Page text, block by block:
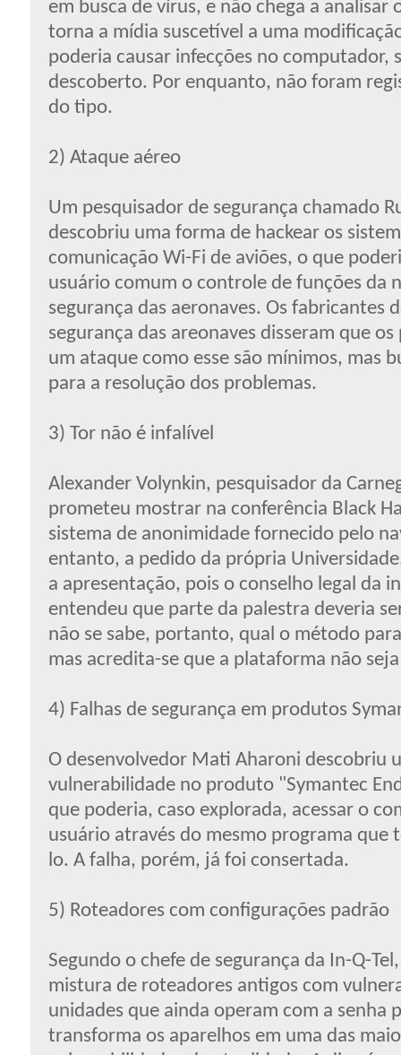
em busca de vírus, e não chega a analisar
torna a mídia suscetível a uma
poderia causar infecções no computador,
descoberto. Por enquanto, não foram
do tipo.
2) Ataque aéreo
Um pesquisador de segurança chamado
descobriu uma forma de hackear os
comunicação Wi-Fi de aviões, o que
usuário comum o controle de funções da
segurança das aeronaves. Os fabricantes
segurança das areonaves disseram que os
um ataque como esse são mínimos, mas
para a resolução dos problemas.
3) Tor não é infalível
Alexander Volynkin, pesquisador da
prometeu mostrar na conferência Black
sistema de anonimidade fornecido pelo
entanto, a pedido da própria
a apresentação, pois o conselho legal da
entendeu que parte da palestra deveria
não se sabe, portanto, qual o método
mas acredita-se que a plataforma não
4) Falhas de segurança em produtos
O desenvolvedor Mati Aharoni descobriu
vulnerabilidade no produto "Symantec
que poderia, caso explorada, acessar o
usuário através do mesmo programa que
lo. A falha, porém, já foi consertada.
5) Roteadores com configurações padrão
Segundo o chefe de segurança da In-Q-
mistura de roteadores antigos com
unidades que ainda operam com a senha
transforma os aparelhos em uma das